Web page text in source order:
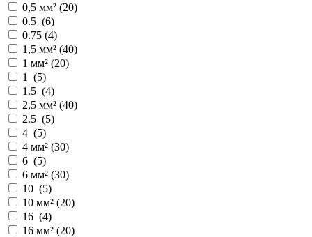
0,5 мм² (20)
0.5 (6)
0.75 (4)
1,5 мм² (40)
1 мм² (20)
1 (5)
1.5 (4)
2,5 мм² (40)
2.5 (5)
4 (5)
4 мм² (30)
6 (5)
6 мм² (30)
10 (5)
10 мм² (20)
16 (4)
16 мм² (20)